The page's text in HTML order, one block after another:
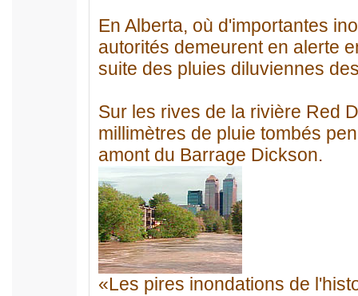
En Alberta, où d'importantes
autorités demeurent en alerte
suite des pluies diluviennes
Sur les rives de la rivière Red
millimètres de pluie tombés
amont du Barrage Dickson.
«Les pires inondations de